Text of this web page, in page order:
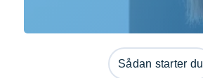
Sådan starter du